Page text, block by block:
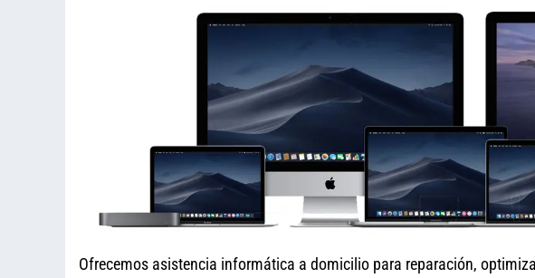
Ofrecemos asistencia informática a domicilio para reparación,